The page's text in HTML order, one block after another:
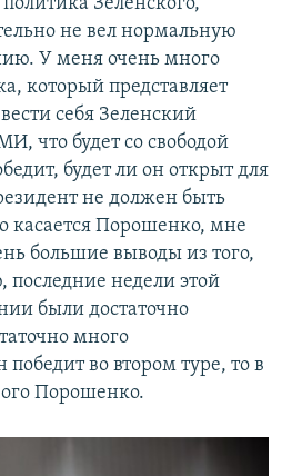
не вел нормальную
У меня очень много
который представляет
себя Зеленский
что будет со свободой
будет ли он открыт для
не должен быть
касается Порошенко, мне
большие выводы из того,
недели этой
были достаточно
много
во втором туре, то в
Порошенко.